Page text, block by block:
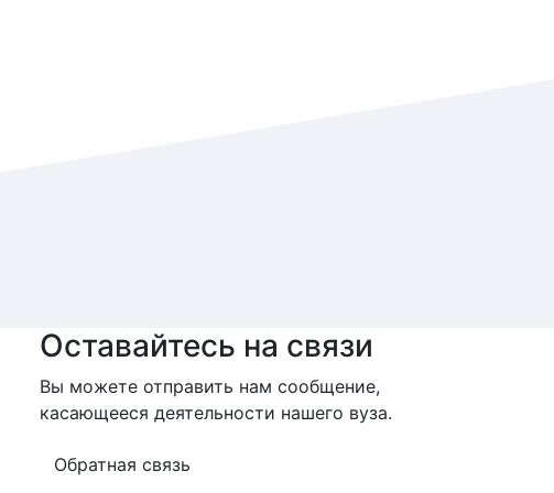
Оставайтесь на связи
Вы можете отправить нам сообщение,
касающееся деятельности нашего вуза.
Обратная связь